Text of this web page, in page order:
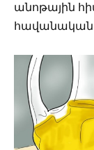
անոթային